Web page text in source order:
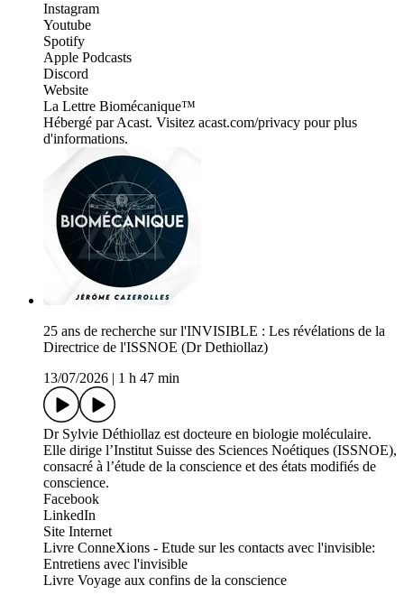
​⁠⁠⁠⁠⁠⁠⁠⁠⁠⁠⁠⁠⁠⁠⁠⁠⁠⁠⁠⁠⁠⁠⁠⁠⁠⁠⁠⁠⁠⁠⁠⁠⁠⁠⁠⁠⁠⁠⁠⁠⁠⁠⁠⁠⁠⁠⁠⁠⁠⁠⁠⁠⁠⁠⁠⁠⁠⁠⁠⁠⁠⁠⁠⁠⁠⁠⁠⁠⁠⁠⁠⁠⁠⁠⁠⁠⁠⁠⁠⁠⁠⁠⁠⁠⁠⁠⁠⁠⁠⁠⁠⁠⁠⁠⁠⁠⁠⁠⁠⁠⁠⁠⁠⁠⁠⁠⁠⁠⁠⁠⁠⁠⁠⁠⁠⁠⁠⁠⁠⁠⁠⁠⁠⁠⁠⁠⁠⁠⁠⁠⁠⁠⁠⁠⁠⁠⁠⁠⁠⁠⁠⁠⁠⁠⁠⁠⁠Instagram⁠⁠⁠⁠⁠⁠⁠⁠⁠⁠⁠⁠⁠⁠⁠⁠⁠⁠⁠⁠⁠⁠⁠⁠⁠⁠⁠⁠⁠⁠⁠⁠⁠⁠⁠⁠⁠⁠⁠⁠⁠⁠⁠⁠⁠⁠⁠⁠⁠⁠
⁠⁠⁠⁠⁠⁠⁠⁠⁠⁠⁠⁠⁠⁠⁠⁠⁠⁠⁠⁠⁠⁠⁠​⁠⁠⁠⁠⁠⁠⁠⁠⁠⁠⁠⁠⁠⁠⁠⁠⁠⁠⁠⁠⁠⁠Youtube⁠⁠⁠⁠⁠⁠⁠⁠⁠⁠⁠⁠⁠⁠⁠⁠⁠⁠⁠⁠⁠⁠⁠⁠⁠⁠⁠⁠⁠⁠⁠⁠⁠⁠⁠⁠⁠⁠⁠⁠⁠⁠⁠⁠⁠⁠⁠⁠⁠⁠
⁠⁠⁠⁠⁠⁠⁠⁠⁠⁠⁠⁠⁠⁠⁠⁠⁠⁠⁠⁠⁠⁠⁠​⁠⁠⁠⁠⁠⁠⁠⁠⁠⁠⁠⁠⁠⁠⁠⁠⁠⁠⁠⁠⁠⁠⁠⁠⁠⁠Spotify⁠⁠⁠⁠⁠⁠⁠⁠⁠⁠⁠⁠⁠⁠⁠⁠⁠⁠⁠⁠⁠⁠⁠⁠⁠⁠⁠⁠⁠⁠⁠⁠⁠⁠⁠⁠⁠⁠⁠⁠⁠⁠⁠⁠⁠⁠⁠⁠⁠
​⁠⁠⁠⁠⁠⁠⁠⁠⁠⁠⁠⁠⁠⁠⁠⁠⁠⁠⁠⁠⁠⁠⁠⁠⁠⁠⁠⁠⁠⁠⁠⁠⁠⁠⁠⁠⁠⁠⁠⁠⁠⁠⁠⁠⁠Apple Podcasts⁠⁠⁠⁠⁠⁠⁠⁠⁠⁠⁠⁠⁠⁠⁠⁠⁠⁠⁠⁠⁠⁠⁠⁠⁠⁠⁠⁠⁠⁠⁠⁠⁠⁠⁠⁠⁠⁠⁠⁠⁠⁠⁠⁠⁠⁠⁠⁠⁠
​⁠⁠⁠⁠⁠⁠⁠⁠⁠⁠⁠⁠⁠⁠⁠⁠⁠⁠⁠⁠⁠⁠⁠⁠⁠⁠⁠⁠⁠⁠⁠⁠⁠⁠⁠⁠⁠⁠⁠⁠⁠⁠⁠⁠⁠⁠⁠⁠Discord⁠⁠⁠⁠⁠⁠⁠⁠⁠⁠⁠⁠⁠⁠⁠⁠⁠⁠⁠⁠⁠⁠⁠⁠⁠⁠⁠⁠⁠⁠⁠⁠⁠⁠⁠⁠⁠⁠⁠⁠⁠⁠⁠⁠⁠⁠⁠⁠
​⁠⁠⁠⁠⁠⁠⁠⁠⁠⁠⁠⁠⁠⁠⁠⁠⁠⁠⁠⁠⁠⁠⁠⁠⁠⁠⁠⁠⁠⁠⁠⁠⁠⁠⁠⁠⁠⁠⁠⁠⁠⁠⁠⁠⁠⁠⁠⁠Website⁠⁠⁠⁠⁠⁠⁠⁠⁠⁠⁠⁠⁠⁠⁠⁠⁠⁠⁠⁠⁠⁠⁠⁠⁠⁠⁠⁠⁠⁠⁠⁠⁠⁠⁠⁠⁠⁠⁠⁠⁠⁠⁠⁠⁠⁠⁠⁠
⁠⁠⁠⁠​⁠⁠⁠⁠⁠⁠⁠⁠⁠⁠⁠⁠⁠⁠⁠⁠⁠⁠⁠⁠⁠⁠⁠⁠⁠⁠⁠⁠⁠⁠⁠⁠⁠⁠⁠⁠⁠⁠⁠⁠⁠⁠⁠⁠​⁠⁠⁠⁠⁠⁠⁠⁠⁠⁠⁠⁠⁠⁠⁠⁠⁠⁠⁠⁠⁠⁠⁠⁠⁠⁠⁠⁠⁠⁠⁠⁠⁠⁠⁠⁠⁠⁠⁠⁠⁠⁠⁠⁠⁠⁠⁠La Lettre Biomécanique⁠⁠⁠⁠⁠⁠⁠⁠⁠⁠⁠⁠⁠⁠⁠⁠⁠⁠⁠⁠⁠⁠⁠⁠⁠⁠⁠⁠⁠⁠⁠⁠⁠⁠⁠⁠⁠⁠⁠⁠⁠⁠⁠⁠⁠⁠⁠⁠⁠™
Hébergé par Acast. Visitez acast.com/privacy pour plus
d'informations.
25 ans de recherche sur l'INVISIBLE : Les révélations de la
Directrice de l'ISSNOE (Dr Dethiollaz)
13/07/2026
1 h 47 min
Dr Sylvie Déthiollaz est docteure en biologie moléculaire.
Elle dirige l’Institut Suisse des Sciences Noétiques (ISSNOE),
consacré à l’étude de la conscience et des états modifiés de
conscience.
⁠Facebook⁠
⁠LinkedIn⁠
⁠Site Internet⁠
⁠Livre ConneXions - Etude sur les contacts avec l'invisible:
Entretiens avec l'invisible⁠
⁠Livre Voyage aux confins de la conscience⁠